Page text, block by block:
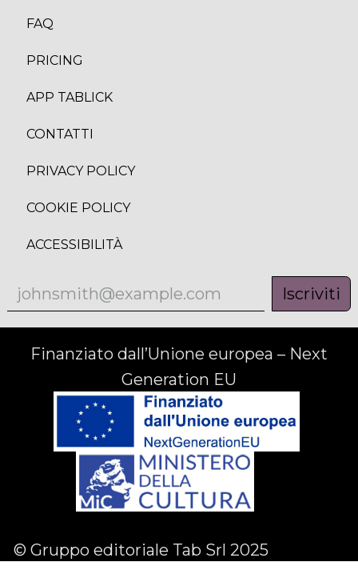
FAQ
PRICING
APP TABLICK
CONTATTI
PRIVACY POLICY
COOKIE POLICY
ACCESSIBILITÀ
Iscriviti
Finanziato dall’Unione europea – Next
Generation EU
© Gruppo editoriale Tab Srl 2025